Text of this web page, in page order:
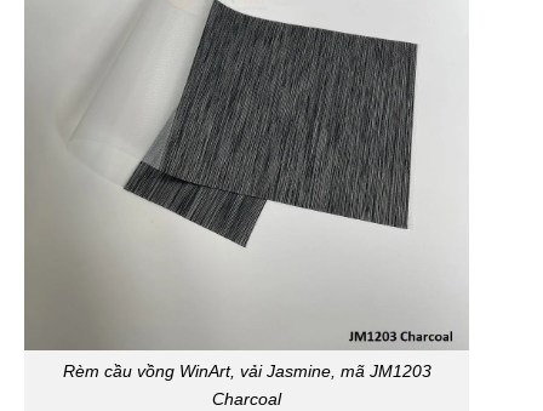
Rèm cầu vồng WinArt, vải Jasmine, mã JM1203
Charcoal